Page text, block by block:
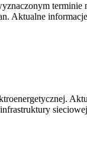
terminie
Aktualne informacje